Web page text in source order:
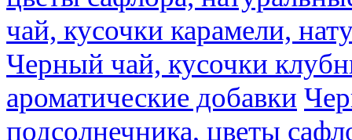
чай, кусочки карамели,
Черный чай, кусочки
ароматические добавки
подсолнечника, цветы